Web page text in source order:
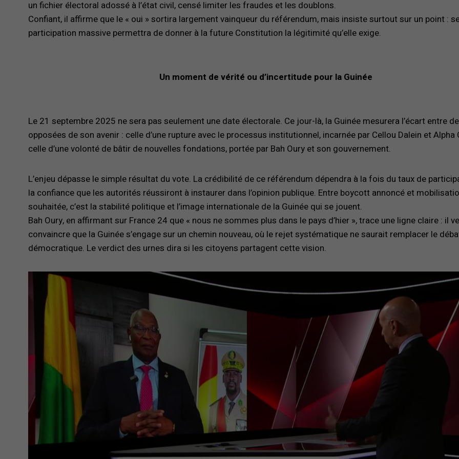
un fichier électoral adossé à l’état civil, censé limiter les fraudes et les doublons.
Confiant, il affirme que le « oui » sortira largement vainqueur du référendum, mais insiste surtout sur un point :
participation massive permettra de donner à la future Constitution la légitimité qu’elle exige.
Un moment de vérité ou d’incertitude pour la Guinée
Le 21 septembre 2025 ne sera pas seulement une date électorale. Ce jour-là, la Guinée mesurera l’écart entre
opposées de son avenir : celle d’une rupture avec le processus institutionnel, incarnée par Cellou Dalein et Alpha
celle d’une volonté de bâtir de nouvelles fondations, portée par Bah Oury et son gouvernement.
L’enjeu dépasse le simple résultat du vote. La crédibilité de ce référendum dépendra à la fois du taux de
la confiance que les autorités réussiront à instaurer dans l’opinion publique. Entre boycott annoncé et
souhaitée, c’est la stabilité politique et l’image internationale de la Guinée qui se jouent.
Bah Oury, en affirmant sur France 24 que « nous ne sommes plus dans le pays d’hier », trace une ligne claire : il
convaincre que la Guinée s’engage sur un chemin nouveau, où le rejet systématique ne saurait remplacer le
démocratique. Le verdict des urnes dira si les citoyens partagent cette vision.